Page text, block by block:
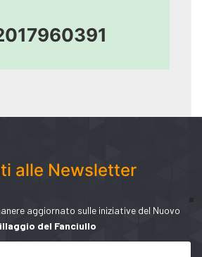
alle Newsletter
aggiornato sulle iniziative del Nuovo
del Fanciullo